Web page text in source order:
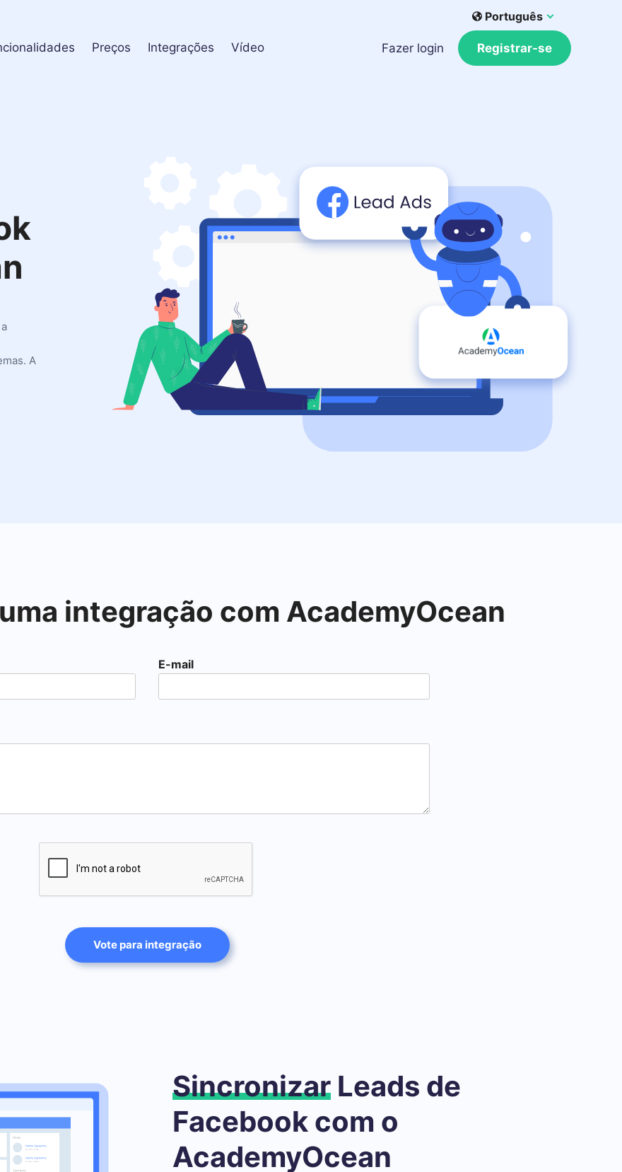
Preços Integrações Vídeo
Português
Fazer login Registrar-se
A
integração com AcademyOcean
E-mail
Vote para integração
Sincronizar Leads de
Facebook com o
AcademyOcean